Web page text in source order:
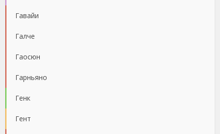
Гавайи
Галче
Гаосюн
Гарньяно
Генк
Гент